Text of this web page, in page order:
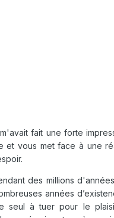
fait une forte
et vous met face à une
des millions
années
à tuer pour le